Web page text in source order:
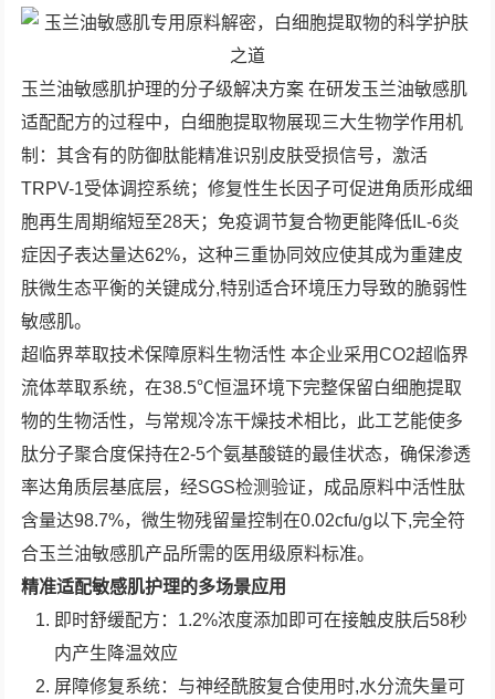
玉兰油敏感肌护理的分子级解决方案 在研发玉兰油敏感肌
适配配方的过程中，白细胞提取物展现三大生物学作用机
制：其含有的防御肽能精准识别皮肤受损信号，激活
TRPV-1受体调控系统；修复性生长因子可促进角质形成细
胞再生周期缩短至28天；免疫调节复合物更能降低IL-6炎
症因子表达量达62%，这种三重协同效应使其成为重建皮
肤微生态平衡的关键成分,特别适合环境压力导致的脆弱性
敏感肌。
超临界萃取技术保障原料生物活性 本企业采用CO2超临界
流体萃取系统，在38.5℃恒温环境下完整保留白细胞提取
物的生物活性，与常规冷冻干燥技术相比，此工艺能使多
肽分子聚合度保持在2-5个氨基酸链的最佳状态，确保渗透
率达角质层基底层，经SGS检测验证，成品原料中活性肽
含量达98.7%，微生物残留量控制在0.02cfu/g以下,完全符
合玉兰油敏感肌产品所需的医用级原料标准。
精准适配敏感肌护理的多场景应用
即时舒缓配方：1.2%浓度添加即可在接触皮肤后58秒
内产生降温效应
屏障修复系统：与神经酰胺复合使用时,水分流失量可